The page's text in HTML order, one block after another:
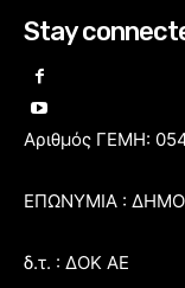
Stay
Αριθμός ΓΕΜΗ:
ΕΠΩΝΥΜΙΑ :
δ.τ. : ΔΟΚ ΑΕ